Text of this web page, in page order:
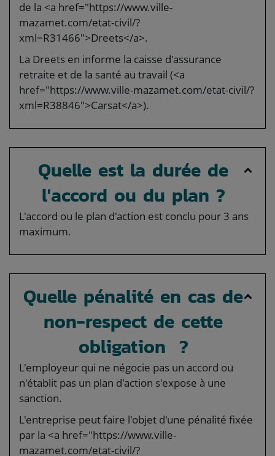
de la <a href="https://www.ville-
mazamet.com/etat-civil/?
xml=R31466">Dreets</a>.
La Dreets en informe la caisse d'assurance
retraite et de la santé au travail (<a
href="https://www.ville-mazamet.com/etat-civil/?
xml=R38846">Carsat</a>).
Quelle est la durée de
l'accord ou du plan ?
L'accord ou le plan d'action est conclu pour 3 ans
maximum.
Quelle pénalité en cas de
non-respect de cette
obligation ?
L'employeur qui ne négocie pas un accord ou
n'établit pas un plan d'action s'expose à une
sanction.
L'entreprise peut faire l'objet d'une pénalité fixée
par la <a href="https://www.ville-
mazamet.com/etat-civil/?